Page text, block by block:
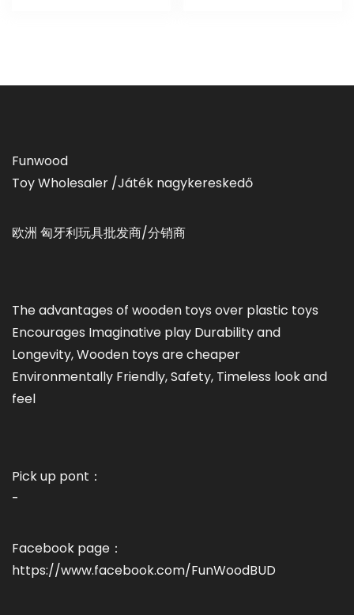
Funwood
Toy Wholesaler /Játék nagykereskedő
欧洲 匈牙利玩具批发商/分销商
The advantages of wooden toys over plastic toys
Encourages Imaginative play Durability and
Longevity, Wooden toys are cheaper
Environmentally Friendly, Safety, Timeless look and
feel
Pick up pont：
-
Facebook page：
https://www.facebook.com/FunWoodBUD